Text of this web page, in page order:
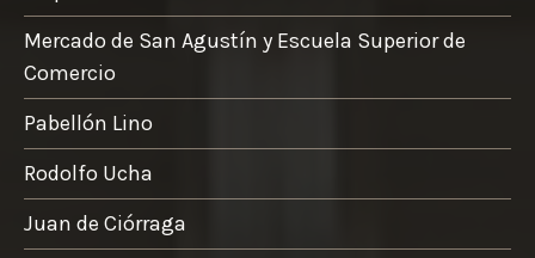
Mercado de San Agustín y Escuela Superior de
Comercio
Pabellón Lino
Rodolfo Ucha
Juan de Ciórraga